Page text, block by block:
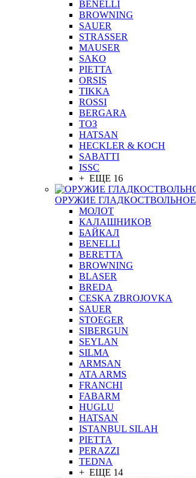
BENELLI
BROWNING
SAUER
STRASSER
MAUSER
SAKO
PIETTA
ORSIS
TIKKA
ROSSI
BERGARA
ТОЗ
HATSAN
HECKLER & KOCH
SABATTI
ISSC
+ ЕЩЕ 16
ОРУЖИЕ ГЛАДКОСТВОЛЬНОЕ
МОЛОТ
КАЛАШНИКОВ
БАЙКАЛ
BENELLI
BERETTA
BROWNING
BLASER
BREDA
CESKA ZBROJOVKA
SAUER
STOEGER
SIBERGUN
SEYLAN
SILMA
ARMSAN
ATA ARMS
FRANCHI
FABARM
HUGLU
HATSAN
ISTANBUL SILAH
PIETTA
PERAZZI
TEDNA
+ ЕЩЕ 14